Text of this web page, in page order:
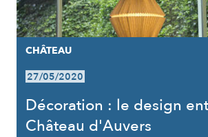
CHÂTEAU
27/05/2020
Décoration : le design
Château d'Auvers